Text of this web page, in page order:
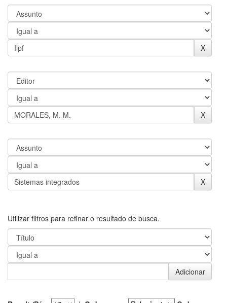
Utilizar filtros para refinar o resultado de busca.